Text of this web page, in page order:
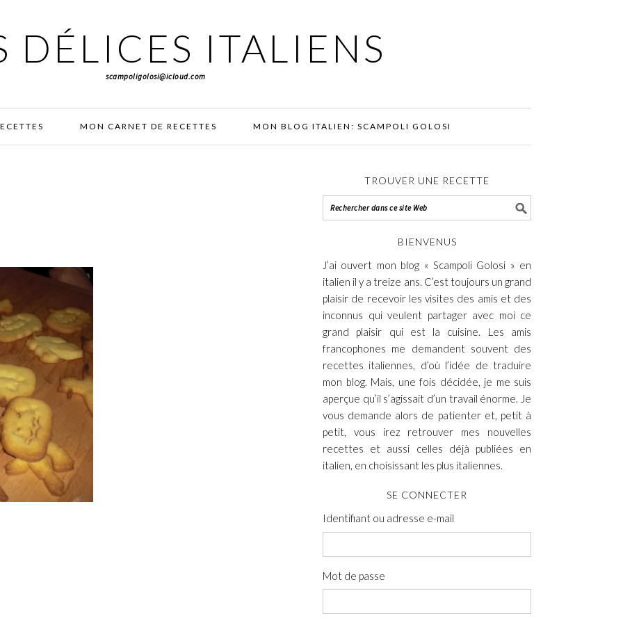
DÉLICES ITALIENS
scampoligolosi@icloud.com
MON CARNET DE RECETTES MON BLOG ITALIEN: SCAMPOLI GOLOSI
TROUVER UNE RECETTE
BIENVENUS
J’ai ouvert mon blog « Scampoli Golosi » en
italien il y a treize ans. C’est toujours un grand
plaisir de recevoir les visites des amis et des
inconnus qui veulent partager avec moi ce
grand plaisir qui est la cuisine. Les amis
francophones me demandent souvent des
recettes italiennes, d’où l’idée de traduire
mon blog. Mais, une fois décidée, je me suis
aperçue qu’il s’agissait d’un travail énorme. Je
vous demande alors de patienter et, petit à
petit, vous irez retrouver mes nouvelles
recettes et aussi celles déjà publiées en
italien, en choisissant les plus italiennes.
SE CONNECTER
Identifiant ou adresse e-mail
Mot de passe